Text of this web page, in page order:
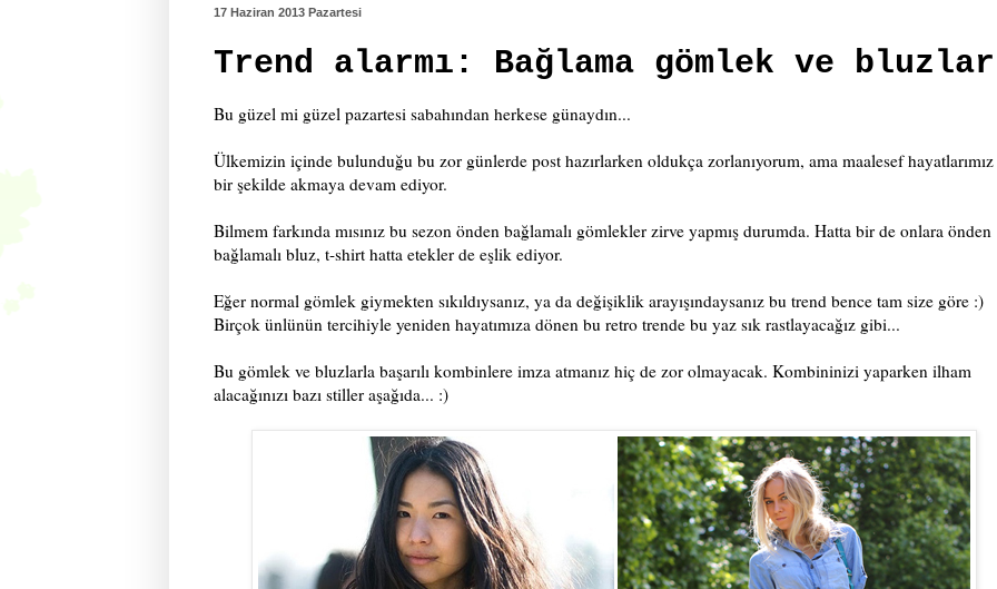
17 Haziran 2013 Pazartesi
Trend alarmı: Bağlama gömlek ve bluzlar
Bu güzel mi güzel pazartesi sabahından herkese günaydın...
Ülkemizin içinde bulunduğu bu zor günlerde post hazırlarken oldukça zorlanıyorum, ama maalesef
bir şekilde akmaya devam ediyor.
Bilmem farkında mısınız bu sezon önden bağlamalı gömlekler zirve yapmış durumda. Hatta bir de onlara önden
bağlamalı bluz, t-shirt hatta etekler de eşlik ediyor.
Eğer normal gömlek giymekten sıkıldıysanız, ya da değişiklik arayışındaysanız bu trend bence tam size göre :)
Birçok ünlünün tercihiyle yeniden hayatımıza dönen bu retro trende bu yaz sık rastlayacağız gibi...
Bu gömlek ve bluzlarla başarılı kombinlere imza atmanız hiç de zor olmayacak. Kombininizi yaparken ilham
alacağınızı bazı stiller aşağıda... :)